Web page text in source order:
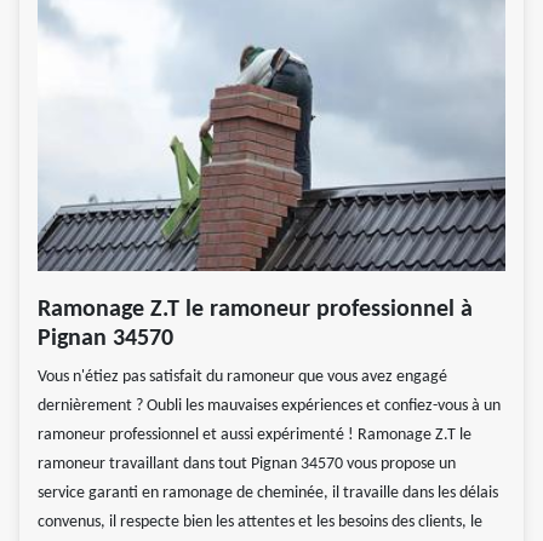
Ramonage Z.T le ramoneur professionnel à
Pignan 34570
Vous n'étiez pas satisfait du ramoneur que vous avez engagé
dernièrement ? Oubli les mauvaises expériences et confiez-vous à un
ramoneur professionnel et aussi expérimenté ! Ramonage Z.T le
ramoneur travaillant dans tout Pignan 34570 vous propose un
service garanti en ramonage de cheminée, il travaille dans les délais
convenus, il respecte bien les attentes et les besoins des clients, le